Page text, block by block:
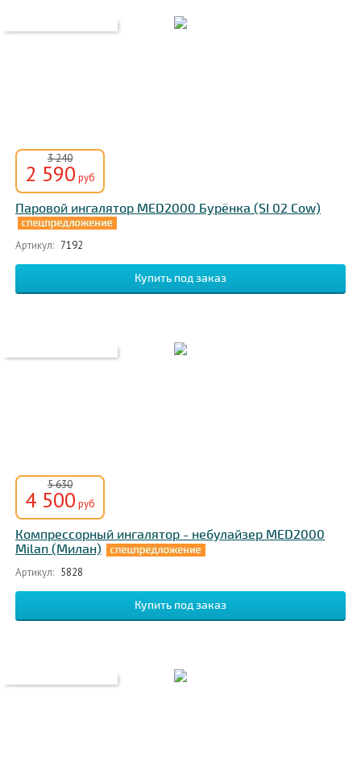
3 240
2 590 руб
Паровой ингалятор MED2000 Бурёнка (SI 02 Cow)
Артикул: 7192
5 630
4 500 руб
Компрессорный ингалятор - небулайзер MED2000
Milan (Милан)
Артикул: 5828